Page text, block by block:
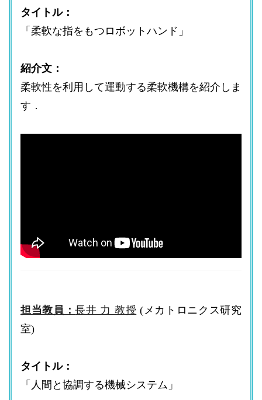
タイトル：
「柔軟な指をもつロボットハンド」
紹介文：
柔軟性を利用して運動する柔軟機構を紹介しま
す．
担当教員：長井 力 教授 (メカトロニクス研究
室)
タイトル：
「人間と協調する機械システム」